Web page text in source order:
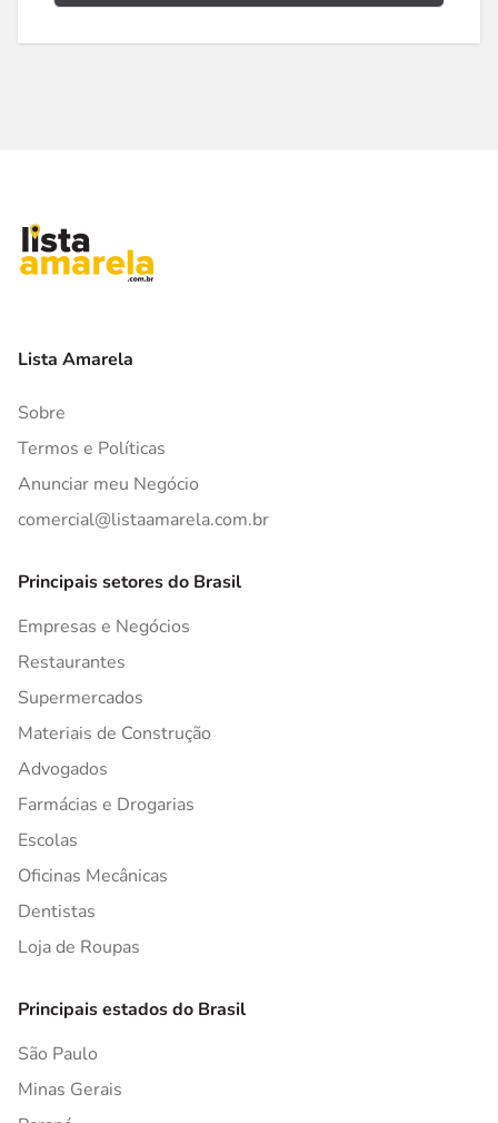
Lista Amarela
Sobre
Termos e Políticas
Anunciar meu Negócio
comercial@listaamarela.com.br
Principais setores do Brasil
Empresas e Negócios
Restaurantes
Supermercados
Materiais de Construção
Advogados
Farmácias e Drogarias
Escolas
Oficinas Mecânicas
Dentistas
Loja de Roupas
Principais estados do Brasil
São Paulo
Minas Gerais